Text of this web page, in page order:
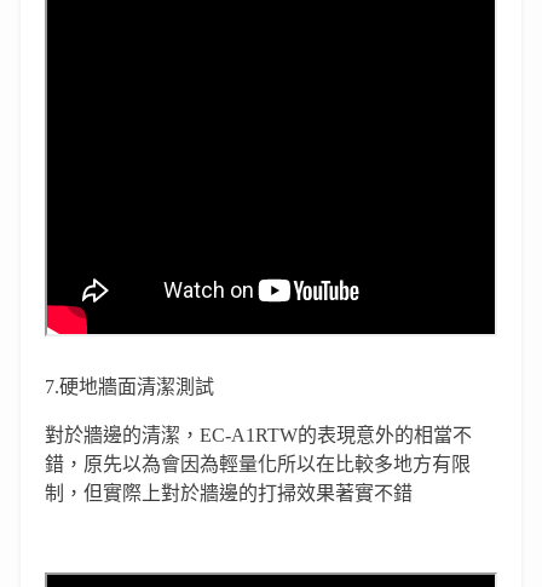
7.硬地牆面清潔測試
對於牆邊的清潔，EC-A1RTW的表現意外的相當不
錯，原先以為會因為輕量化所以在比較多地方有限
制，但實際上對於牆邊的打掃效果著實不錯